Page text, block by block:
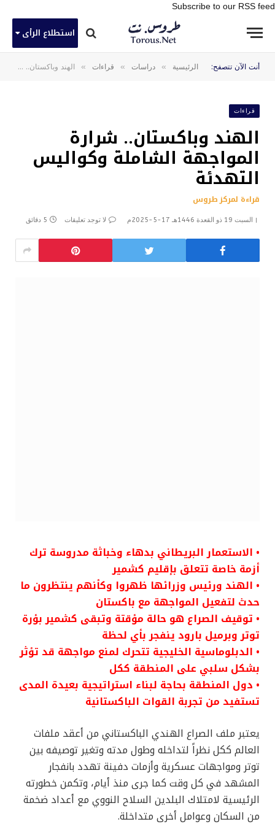
Subscribe to our RSS feed
استطلاع الرأى
أنت الآن تتصفح: الرئيسية » دراسات » قراءات » الهند وباكستان.. شرارة المواجهة الشاملة وكواليس التهدئة
قراءات
الهند وباكستان.. شرارة
المواجهة الشاملة وكواليس
التهدئة
قراءة لمركز طروس
السبت 19 ذو القعدة 1446هـ 17-5-2025م لا توجد تعليقات 5 دقائق
• الاستعمار البريطاني بدهاء وخباثة مدروسة ترك
أزمة خاصة تتعلق بإقليم كشمير
• الهند ورئيس وزرائها ظهروا وكأنهم ينتظرون ما
حدث لتفعيل المواجهة مع باكستان
• توقيف الصراع هو حالة مؤقتة وتبقى كشمير بؤرة
توتر وبرميل بارود ينفجر بأي لحظة
• الدبلوماسية الخليجية تتحرك لمنع مواجهة قد تؤثر
بشكل سلبي على المنطقة ككل
• دول المنطقة بحاجة لبناء استراتيجية بعيدة المدى
تستفيد من تجربة القوات الباكستانية
يعتبر ملف الصراع الهندي الباكستاني من أعقد ملفات
العالم ككل نظراً لتداخله وطول مدته وتغير توصيفه بين
توتر ومواجهات عسكرية وأزمات دفينة تهدد بانفجار
المشهد في كل وقت كما جرى منذ أيام، وتكمن خطورته
الرئيسية لامتلاك البلدين السلاح النووي مع أعداد ضخمة
من السكان وعوامل أخرى متداخلة.